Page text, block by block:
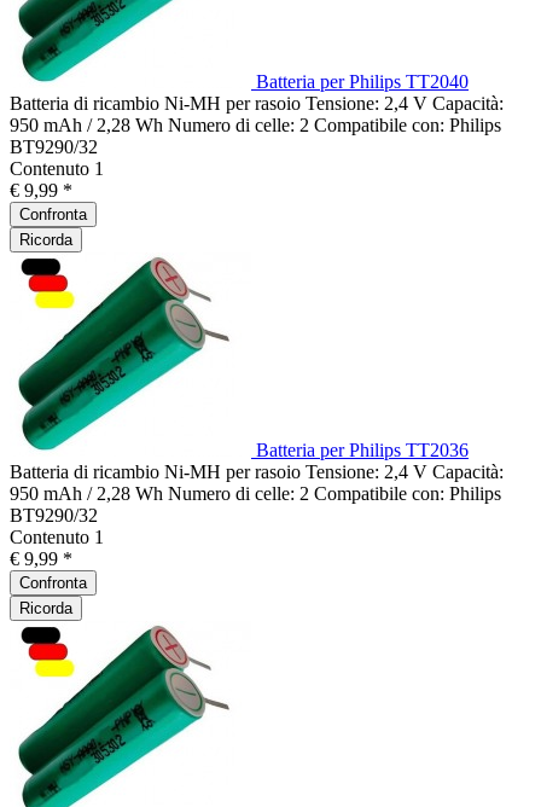
Batteria per Philips TT2040
Batteria di ricambio Ni-MH per rasoio Tensione: 2,4 V Capacità:
950 mAh / 2,28 Wh Numero di celle: 2 Compatibile con: Philips
BT9290/32
Contenuto 1
€ 9,99 *
Confronta
Ricorda
Batteria per Philips TT2036
Batteria di ricambio Ni-MH per rasoio Tensione: 2,4 V Capacità:
950 mAh / 2,28 Wh Numero di celle: 2 Compatibile con: Philips
BT9290/32
Contenuto 1
€ 9,99 *
Confronta
Ricorda